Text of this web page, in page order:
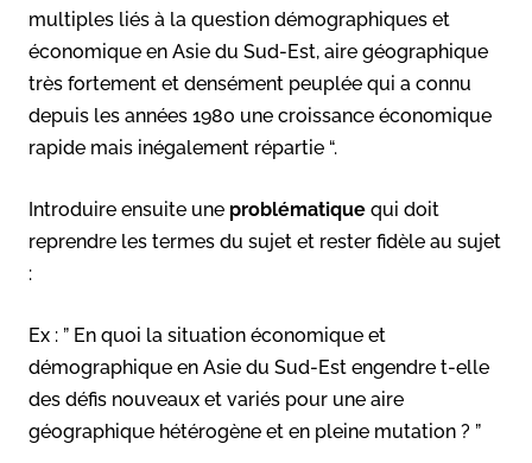
multiples liés à la question démographiques et
économique en Asie du Sud-Est, aire géographique
très fortement et densément peuplée qui a connu
depuis les années 1980 une croissance économique
rapide mais inégalement répartie “.
Introduire ensuite une problématique qui doit
reprendre les termes du sujet et rester fidèle au sujet
:
Ex : ” En quoi la situation économique et
démographique en Asie du Sud-Est engendre t-elle
des défis nouveaux et variés pour une aire
géographique hétérogène et en pleine mutation ? ”